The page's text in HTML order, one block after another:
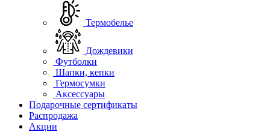
Термобелье
Дождевики
Футболки
Шапки, кепки
Гермосумки
Аксессуары
Подарочные сертификаты
Распродажа
Акции